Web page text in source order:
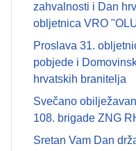
zahvalnosti i Dan
obljetnica VRO
Proslava 31.
pobjede i
hrvatskih branitelja
Svečano
108. brigade ZNG
Sretan Vam Dan